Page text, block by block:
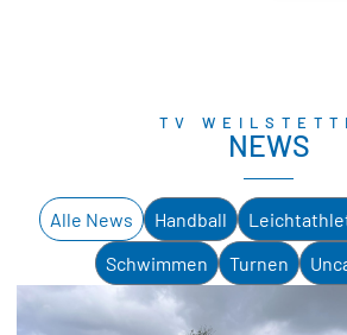
TV
NEWS
Handball
Schwimmen
Turnen
Alle News